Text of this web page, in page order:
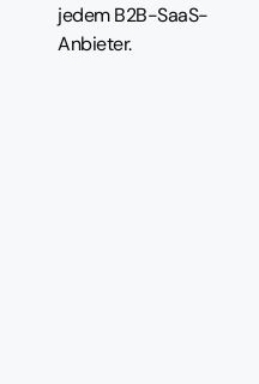
jedem B2B-SaaS-
Anbieter.